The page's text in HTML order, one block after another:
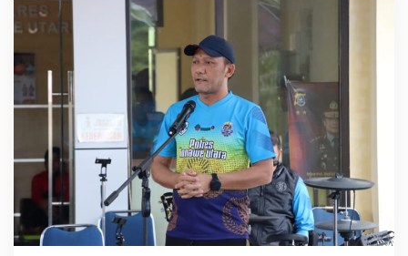
T
P
o
r
s